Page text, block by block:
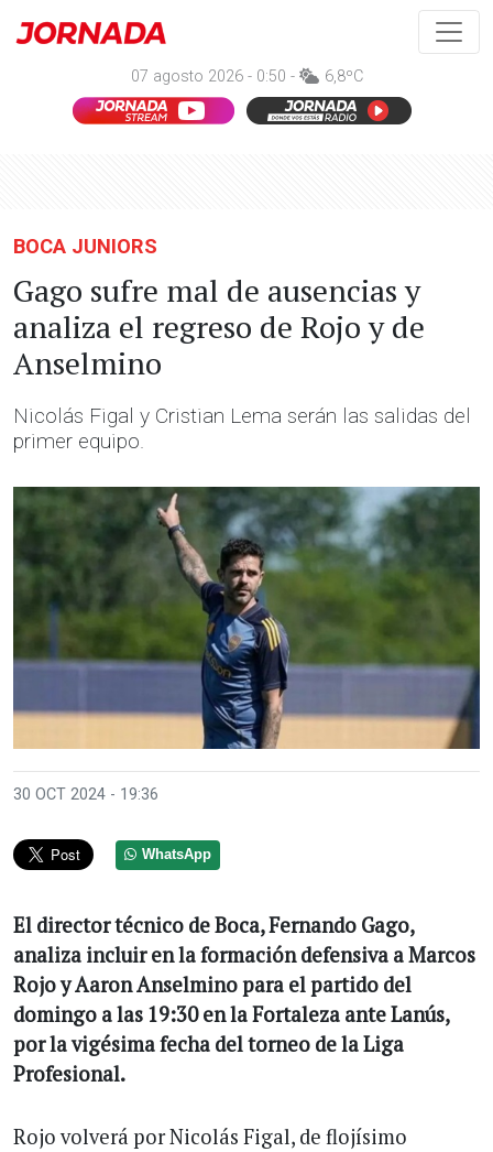
07 agosto 2026 - 0:50 - 6,8ºC
BOCA JUNIORS
Gago sufre mal de ausencias y
analiza el regreso de Rojo y de
Anselmino
Nicolás Figal y Cristian Lema serán las salidas del
primer equipo.
30 OCT 2024 - 19:36
WhatsApp
El director técnico de Boca, Fernando Gago,
analiza incluir en la formación defensiva a Marcos
Rojo y Aaron Anselmino para el partido del
domingo a las 19:30 en la Fortaleza ante Lanús,
por la vigésima fecha del torneo de la Liga
Profesional.
Rojo volverá por Nicolás Figal, de flojísimo